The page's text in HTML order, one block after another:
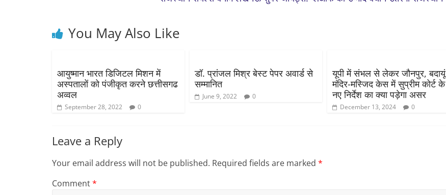
You May Also Like
आयुष्मान भारत डिजिटल मिशन में
अस्पतालों को पंजीकृत करने छत्तीसगढ
अव्वल
September 28, 2022 0
डॉ. प्रांजल मिश्र बेस्ट पेपर अवार्ड से
सम्मानित
June 9, 2022 0
यूपी में संभल से लेकर जौनपुर, बदायूं
मंदिर-मस्जिद केस में सुप्रीम कोर्ट के
नए निर्देश का क्या पड़ेगा असर
December 13, 2024 0
Leave a Reply
Your email address will not be published. Required fields are marked *
Comment*